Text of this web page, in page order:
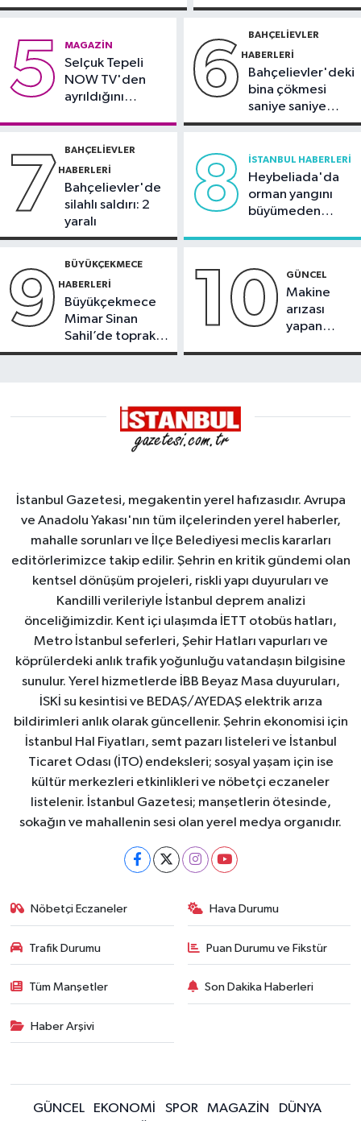
yoğun bakımda
silahlı kavga
5 MAGAZIN
Selçuk Tepeli
NOW TV'den
ayrıldığını
6 BAHÇELIEVLER
HABERLERI
Bahçelievler'deki
bina çökmesi
saniye saniye
görüntülendi
7 BAHÇELIEVLER
HABERLERI
Bahçelievler'de
silahlı saldırı: 2
yaralı
8 İSTANBUL HABERLERI
Heybeliada'da
orman yangını
büyümeden
9 BÜYÜKÇEKMECE
HABERLERI
Büyükçekmece
Mimar Sinan
Sahil’de toprak
kayması
10 GÜNCEL
Makine
arızası
yapan
İstanbul Gazetesi, megakentin yerel hafızasıdır. Avrupa
ve Anadolu Yakası'nın tüm ilçelerinden yerel haberler,
mahalle sorunları ve İlçe Belediyesi meclis kararları
editörlerimizce takip edilir. Şehrin en kritik gündemi olan
kentsel dönüşüm projeleri, riskli yapı duyuruları ve
Kandilli verileriyle İstanbul deprem analizi
önceliğimizdir. Kent içi ulaşımda İETT otobüs hatları,
Metro İstanbul seferleri, Şehir Hatları vapurları ve
köprülerdeki anlık trafik yoğunluğu vatandaşın bilgisine
sunulur. Yerel hizmetlerde İBB Beyaz Masa duyuruları,
İSKİ su kesintisi ve BEDAŞ/AYEDAŞ elektrik arıza
bildirimleri anlık olarak güncellenir. Şehrin ekonomisi için
İstanbul Hal Fiyatları, semt pazarı listeleri ve İstanbul
Ticaret Odası (İTO) endeksleri; sosyal yaşam için ise
kültür merkezleri etkinlikleri ve nöbetçi eczaneler
listelenir. İstanbul Gazetesi; manşetlerin ötesinde,
sokağın ve mahallenin sesi olan yerel medya organıdır.
Nöbetçi Eczaneler Hava Durumu
Trafik Durumu Puan Durumu ve Fikstür
Tüm Manşetler Son Dakika Haberleri
Haber Arşivi
GÜNCEL EKONOMİ SPOR MAGAZİN DÜNYA